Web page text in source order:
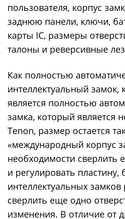
пользователя, корпус
заднюю панели, ключи,
карты IC, размеры
талоны и реверсивные
Как полностью
интеллектуальный замок,
является полностью
замка, который
Tenon, размер остается
«международный корпус
необходимости сверлить
и регулировать
интеллектуальных
сверлить еще одно
изменения. В отличие от